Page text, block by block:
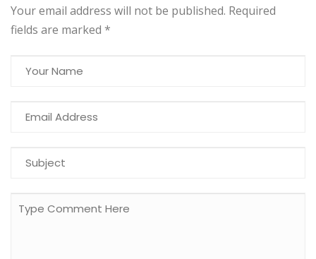
Your email address will not be published. Required
fields are marked *